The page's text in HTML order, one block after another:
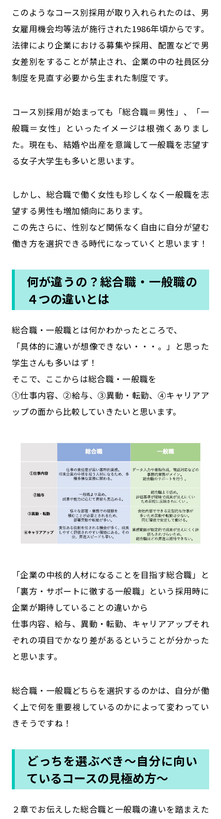
このようなコース別採用が取り入れられたのは、男
女雇用機会均等法が施行された1986年頃からです。
法律により企業における募集や採用、配置などで男
女差別をすることが禁止され、企業の中の社員区分
制度を見直す必要から生まれた制度です。
コース別採用が始まっても「総合職＝男性」、「一
般職＝女性」といったイメージは根強くありまし
た。現在も、結婚や出産を意識して一般職を志望す
る女子大学生も多いと思います。
しかし、総合職で働く女性も珍しくなく一般職を志
望する男性も増加傾向にあります。
この先さらに、性別など関係なく自由に自分が望む
働き方を選択できる時代になっていくと思います！
何が違うの？総合職・一般職の
４つの違いとは
総合職・一般職とは何かわかったところで、
「具体的に違いが想像できない・・・。」と思った
学生さんも多いはず！
そこで、ここからは総合職・一般職を
①仕事内容、②給与、③異動・転勤、④キャリアア
ップの面から比較していきたいと思います。
「企業の中核的人材になることを目指す総合職」と
「裏方・サポートに徹する一般職」という採用時に
企業が期待していることの違いから
仕事内容、給与、異動・転勤、キャリアアップそれ
ぞれの項目でかなり差があるということが分かった
と思います。
総合職・一般職どちらを選択するのかは、自分が働
く上で何を重要視しているのかによって変わってい
きそうですね！
どっちを選ぶべき〜自分に向い
ているコースの見極め方〜
２章でお伝えした総合職と一般職の違いを踏まえた